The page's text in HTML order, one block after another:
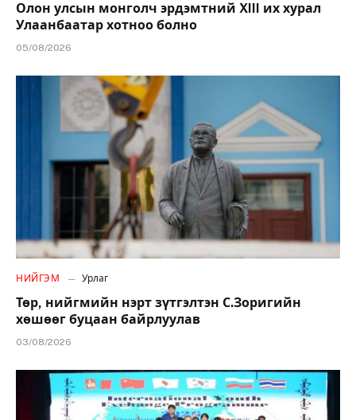
Олон улсын монголч эрдэмтний XIII их хурал
Улаанбаатар хотноо болно
05/08/2026
НИЙГЭМ Урлаг
Төр, нийгмийн нэрт зүтгэлтэн С.Зоригийн
хөшөөг буцаан байрлуулав
03/08/2026